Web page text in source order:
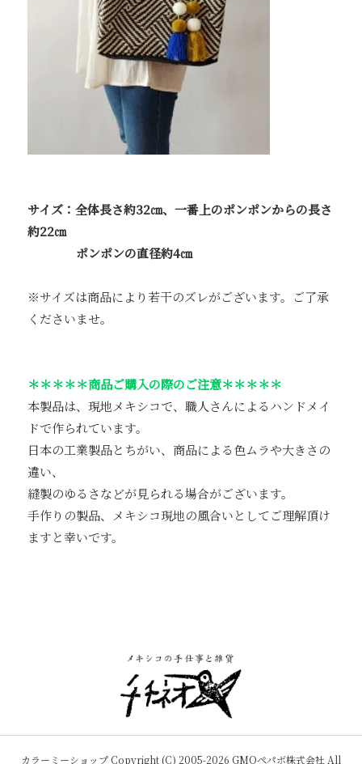
サイズ：全体長さ約32㎝、一番上のポンポンからの長さ
約22㎝
ポンポンの直径約4㎝
※サイズは商品により若干のズレがございます。ご了承
くださいませ。
＊＊＊＊＊商品ご購入の際のご注意＊＊＊＊＊
本製品は、現地メキシコで、職人さんによるハンドメイ
ドで作られています。
日本の工業製品とちがい、商品による色ムラや大きさの
違い、
縫製のゆるさなどが見られる場合がございます。
手作りの製品、メキシコ現地の風合いとしてご理解頂け
ますと幸いです。
カラーミーショップ Copyright (C) 2005-2026 GMOペパボ株式会社 All